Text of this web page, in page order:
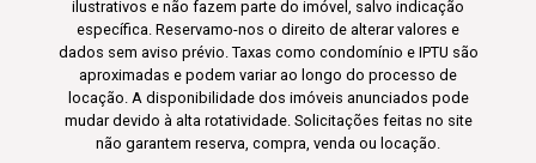
ilustrativos e não fazem parte do imóvel, salvo indicação
específica. Reservamo-nos o direito de alterar valores e
dados sem aviso prévio. Taxas como condomínio e IPTU são
aproximadas e podem variar ao longo do processo de
locação. A disponibilidade dos imóveis anunciados pode
mudar devido à alta rotatividade. Solicitações feitas no site
não garantem reserva, compra, venda ou locação.